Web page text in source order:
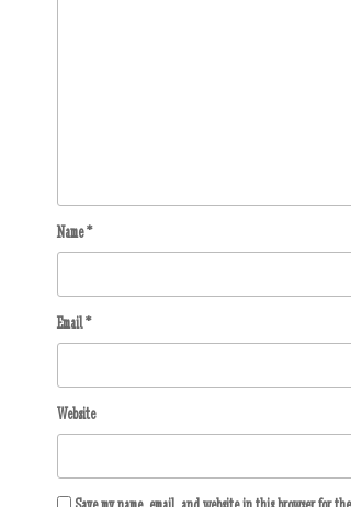
Name*
Email*
Website